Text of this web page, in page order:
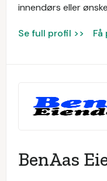
innendørs eller
Se full profil >> Få
BenAas